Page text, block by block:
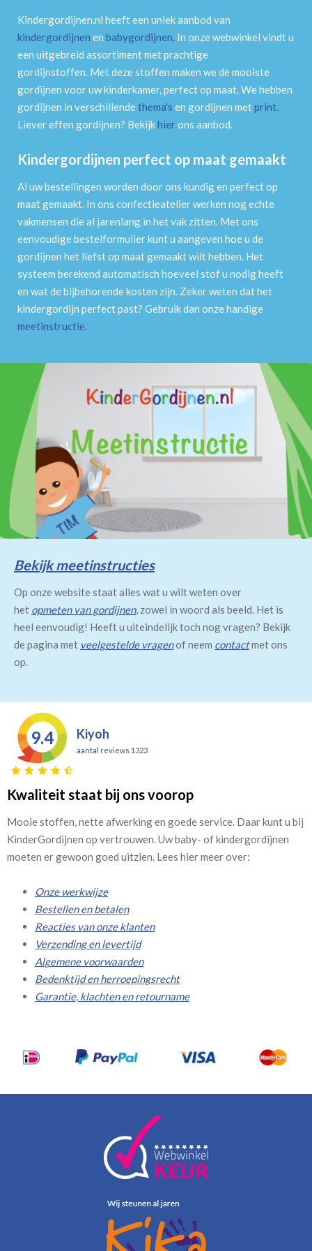
Kindergordijnen.nl heeft een uniek aanbod van
kindergordijnen en babygordijnen. In onze webwinkel vindt u
een uitgebreid assortiment met prachtige
gordijnstoffen. Met deze stoffen maken we de mooiste
gordijnen voor uw kinderkamer, perfect op maat. We hebben
gordijnen in verschillendethema's en gordijnen metprint.
Liever effen gordijnen? Bekijkhierons aanbod.
Kindergordijnen perfect op maat gemaakt
Al uw bestellingen worden door ons kundig en perfect op
maat gemaakt. In ons confectieatelier werken nog echte
vakmensen die al jarenlang in het vak zitten. Met ons
eenvoudige bestelformulier kunt u aangeven hoe u de
gordijnen het liefst op maat gemaakt wilt hebben. Het
systeem berekend automatisch hoeveel stof u nodig heeft
en wat de bijbehorende kosten zijn. Zeker weten dat het
kindergordijn perfect past? Gebruik dan onze handige
meetinstructie.
Bekijk meetinstructies
Op onze website staat alles wat u wilt weten over
het opmeten van gordijnen, zowel in woord als beeld. Het is
heel eenvoudig! Heeft u uiteindelijk toch nog vragen? Bekijk
de pagina met veelgestelde vragenof neem contactmet ons
op.
9.4 Kiyoh
aantal reviews 1323
Kwaliteit staat bij ons voorop
Mooie stoffen, nette afwerking en goede service. Daar kunt u bij
KinderGordijnen op vertrouwen. Uw baby- of kindergordijnen
moeten er gewoon goed uitzien. Lees hier meer over:
Onze werkwijze
Bestellen en betalen
Reacties van onze klanten
Verzending en levertijd
Algemene voorwaarden
Bedenktijd en herroepingsrecht
Garantie, klachten en retourname